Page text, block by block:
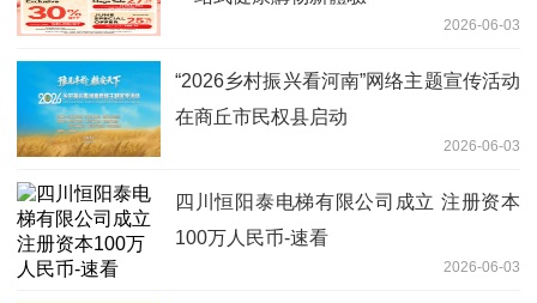
2026-06-03
“2026乡村振兴看河南”网络主题宣传活动
在商丘市民权县启动
2026-06-03
四川恒阳泰电梯有限公司成立 注册资本
100万人民币-速看
2026-06-03